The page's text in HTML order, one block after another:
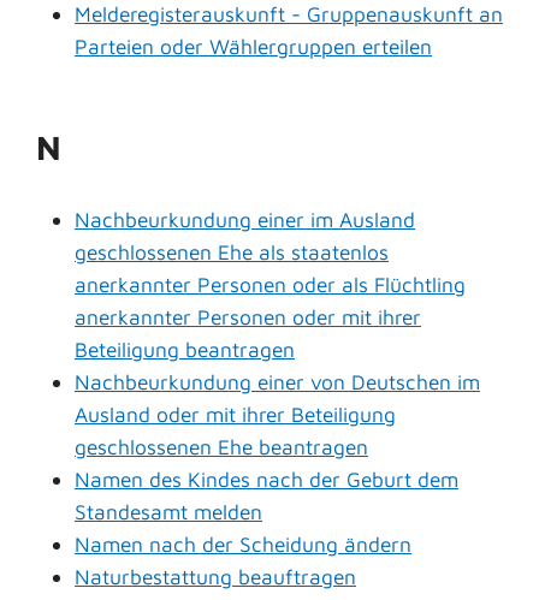
Melderegisterauskunft - Gruppenauskunft an
Parteien oder Wählergruppen erteilen
N
Nachbeurkundung einer im Ausland
geschlossenen Ehe als staatenlos
anerkannter Personen oder als Flüchtling
anerkannter Personen oder mit ihrer
Beteiligung beantragen
Nachbeurkundung einer von Deutschen im
Ausland oder mit ihrer Beteiligung
geschlossenen Ehe beantragen
Namen des Kindes nach der Geburt dem
Standesamt melden
Namen nach der Scheidung ändern
Naturbestattung beauftragen